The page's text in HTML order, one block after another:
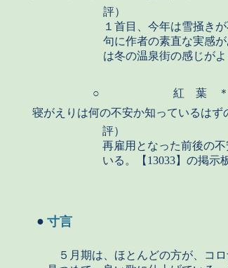
評）
１首目、今年は雪掻き
句に作者の素直な実感
は冬の温泉街の感じがよ
○
紅 葉 ＊
寝がえりは何の不安か知っているはず
評）
再雇用となった前後の
いる。【13033】の掲示
● 寸言
５月期は、ほとんどの方が、コ